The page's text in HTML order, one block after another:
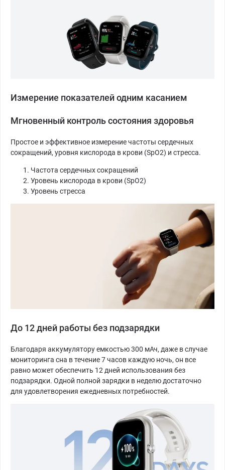
Измерение показателей одним касанием
Мгновенный контроль состояния здоровья
Простое и эффективное измерение частоты сердечных
сокращений, уровня кислорода в крови (SpO2) и стресса.
Частота сердечных сокращений
Уровень кислорода в крови (SpO2)
Уровень стресса
До 12 дней работы без подзарядки
Благодаря аккумулятору емкостью 300 мАч, даже в случае
мониторинга сна в течение 7 часов каждую ночь, он все
равно может обеспечить 12 дней использования без
подзарядки. Одной полной зарядки в неделю достаточно
для удовлетворения ежедневных потребностей.